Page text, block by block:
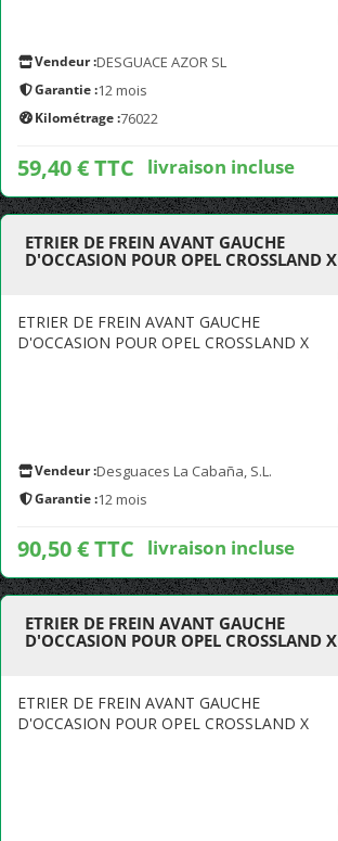
Vendeur :DESGUACE AZOR SL
Garantie :12 mois
Kilométrage :76022
59,40 € TTC livraison incluse
ETRIER DE FREIN AVANT GAUCHE
D'OCCASION POUR OPEL CROSSLAND X
ETRIER DE FREIN AVANT GAUCHE
D'OCCASION POUR OPEL CROSSLAND X
Vendeur :Desguaces La Cabaña, S.L.
Garantie :12 mois
90,50 € TTC livraison incluse
ETRIER DE FREIN AVANT GAUCHE
D'OCCASION POUR OPEL CROSSLAND X
ETRIER DE FREIN AVANT GAUCHE
D'OCCASION POUR OPEL CROSSLAND X